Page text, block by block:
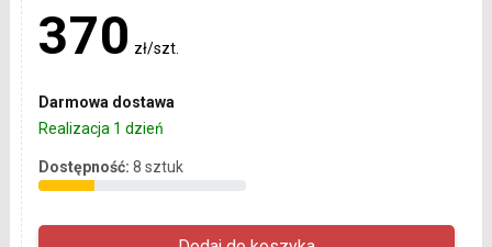
370 zł/szt.
Darmowa dostawa
Realizacja 1 dzień
Dostępność: 8 sztuk